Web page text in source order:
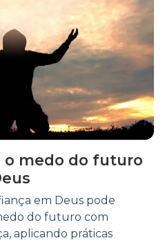
o medo do futuro
em Deus pode
do futuro com
aplicando práticas